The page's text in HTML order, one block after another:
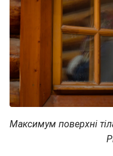
Максимум поверхні